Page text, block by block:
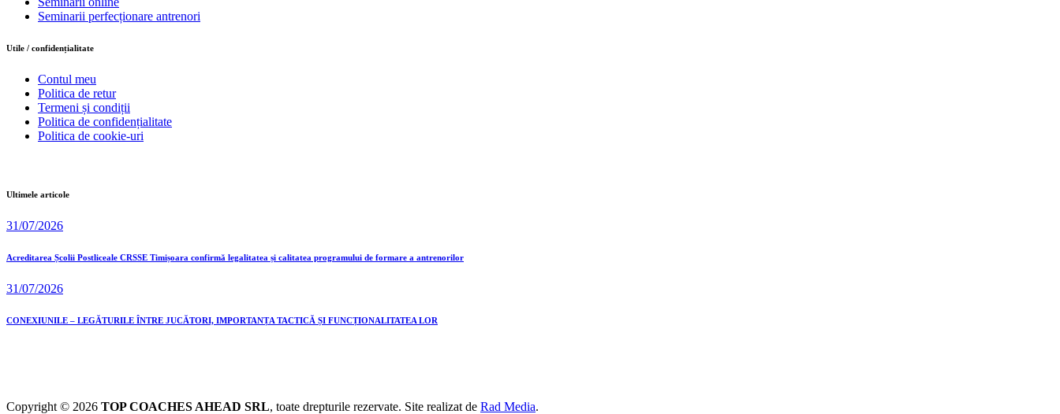
Seminarii perfecționare antrenori
Utile / confidențialitate
Contul meu
Politica de retur
Termeni și condiții
Politica de confidențialitate
Politica de cookie-uri
Ultimele articole
31/07/2026
Acreditarea Școlii Postliceale CRSSE Timișoara confirmă legalitatea și calitatea programului de formare a antrenorilor
31/07/2026
CONEXIUNILE – LEGĂTURILE ÎNTRE JUCĂTORI, IMPORTANȚA TACTICĂ ȘI FUNCȚIONALITATEA LOR
Copyright © 2026 TOP COACHES AHEAD SRL, toate drepturile rezervate. Site realizat de Rad Media.